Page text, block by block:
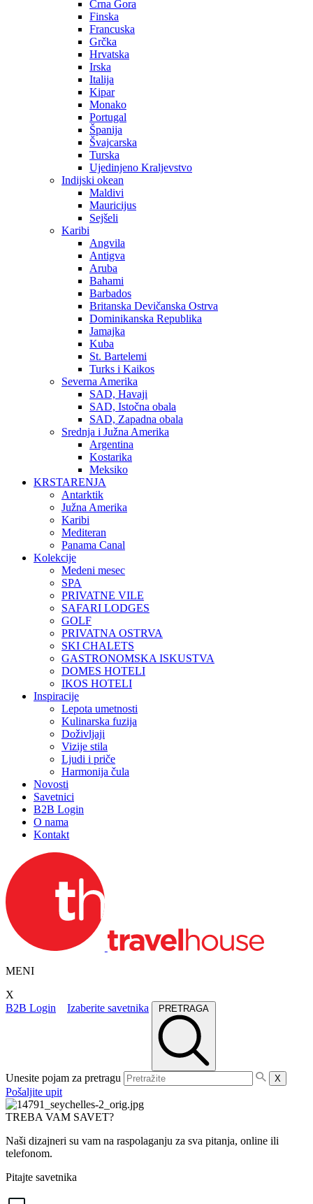
Crna Gora
Finska
Francuska
Grčka
Hrvatska
Irska
Italija
Kipar
Monako
Portugal
Španija
Švajcarska
Turska
Ujedinjeno Kraljevstvo
Indijski okean
Maldivi
Mauricijus
Sejšeli
Karibi
Angvila
Antigva
Aruba
Bahami
Barbados
Britanska Devičanska Ostrva
Dominikanska Republika
Jamajka
Kuba
St. Bartelemi
Turks i Kaikos
Severna Amerika
SAD, Havaji
SAD, Istočna obala
SAD, Zapadna obala
Srednja i Južna Amerika
Argentina
Kostarika
Meksiko
KRSTARENJA
Antarktik
Južna Amerika
Karibi
Mediteran
Panama Canal
Kolekcije
Medeni mesec
SPA
PRIVATNE VILE
SAFARI LODGES
GOLF
PRIVATNA OSTRVA
SKI CHALETS
GASTRONOMSKA ISKUSTVA
DOMES HOTELI
IKOS HOTELI
Inspiracije
Lepota umetnosti
Kulinarska fuzija
Doživljaji
Vizije stila
Ljudi i priče
Harmonija čula
Novosti
Savetnici
B2B Login
O nama
Kontakt
MENI
X
B2B Login
Izaberite savetnika PRETRAGA
Unesite pojam za pretragu X
Pošaljite upit
TREBA VAM SAVET?
Naši dizajneri su vam na raspolaganju za sva pitanja, online ili
telefonom.
Pitajte savetnika